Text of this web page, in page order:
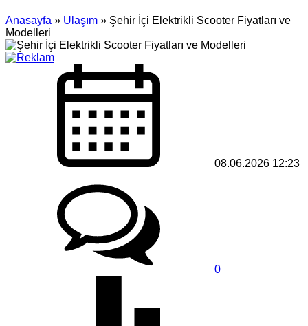
Anasayfa » Ulaşım » Şehir İçi Elektrikli Scooter Fiyatları ve
Modelleri
08.06.2026 12:23
0